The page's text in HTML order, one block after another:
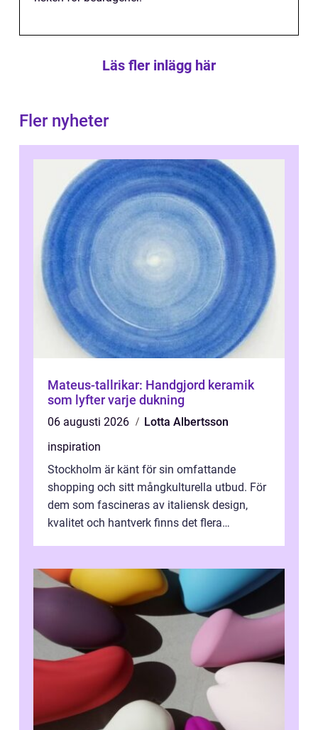
Läs fler inlägg här
Fler nyheter
Mateus-tallrikar: Handgjord keramik
som lyfter varje dukning
06 augusti 2026
Lotta Albertsson
inspiration
Stockholm är känt för sin omfattande
shopping och sitt mångkulturella utbud. För
dem som fascineras av italiensk design,
kvalitet och hantverk finns det flera